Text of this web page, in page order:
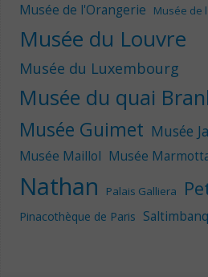
Musée de l'Orangerie Musée de
Musée du Louvre
Musée du Luxembourg
Musée du quai
Musée Guimet Musée
Musée Maillol Musée
Nathan Palais Galliera
Pinacothèque de Paris